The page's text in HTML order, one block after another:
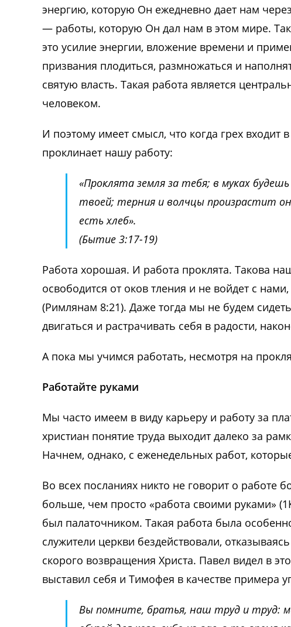
энергию, которую Он ежедневно дает нам
— работы, которую Он дал нам в этом мире.
это усилие энергии, вложение времени и
призвания плодиться, размножаться и
святую власть. Такая работа является
человеком.
И поэтому имеет смысл, что когда грех входит
проклинает нашу работу:
«Проклята земля за тебя; в муках
твоей; терния и волчцы произрастит
есть хлеб».
(Бытие 3:17-19)
Работа хорошая. И работа проклята. Такова
освободится от оков тления и не войдет с
(Римлянам 8:21). Даже тогда мы не будем
двигаться и растрачивать себя в радости,
А пока мы учимся работать, несмотря на
Работайте руками
Мы часто имеем в виду карьеру и работу за
христиан понятие труда выходит далеко за
Начнем, однако, с еженедельных работ,
Во всех посланиях никто не говорит о работе
больше, чем просто «работа своими руками»
был палаточником. Такая работа была
служители церкви бездействовали,
скорого возвращения Христа. Павел видел в
выставил себя и Тимофея в качестве примера
Вы помните, братья, наш труд и труд: